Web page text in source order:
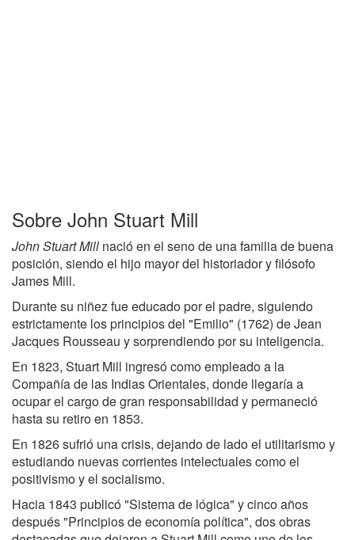
Sobre John Stuart Mill
John Stuart Mill nació en el seno de una familia de buena
posición, siendo el hijo mayor del historiador y filósofo
James Mill.
Durante su niñez fue educado por el padre, siguiendo
estrictamente los principios del "Emilio" (1762) de Jean
Jacques Rousseau y sorprendiendo por su inteligencia.
En 1823, Stuart Mill ingresó como empleado a la
Compañía de las Indias Orientales, donde llegaría a
ocupar el cargo de gran responsabilidad y permaneció
hasta su retiro en 1853.
En 1826 sufrió una crisis, dejando de lado el utilitarismo y
estudiando nuevas corrientes intelectuales como el
positivismo y el socialismo.
Hacia 1843 publicó "Sistema de lógica" y cinco años
después "Principios de economía política", dos obras